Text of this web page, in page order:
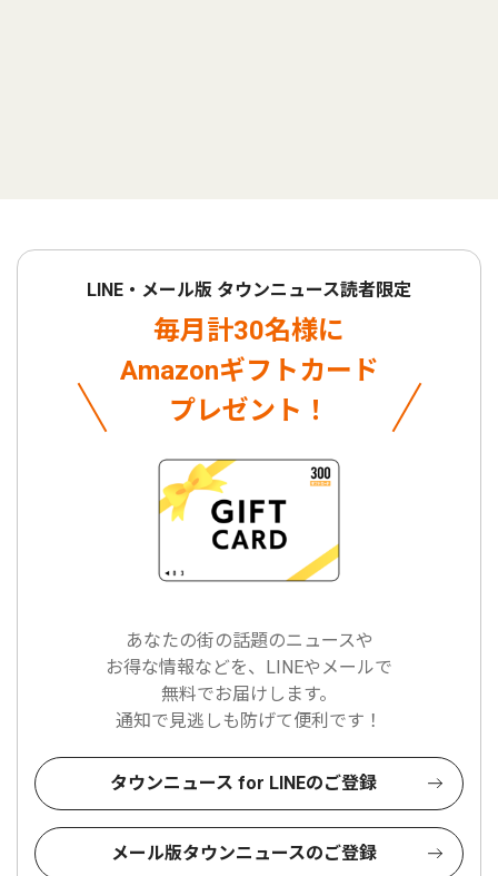
LINE・メール版 タウンニュース読者限定
毎月計30名様に
Amazonギフトカード
プレゼント！
あなたの街の話題のニュースや
お得な情報などを、LINEやメールで
無料でお届けします。
通知で見逃しも防げて便利です！
タウンニュース for LINEのご登録
メール版タウンニュースのご登録